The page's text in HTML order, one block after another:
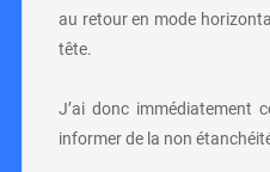
au retour en mode
tête.
J’ai donc immédiatement
informer de la non